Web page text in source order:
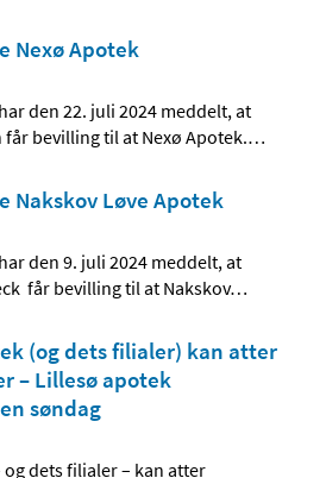
Nexø Apotek
den 22. juli 2024 meddelt, at
bevilling til at Nexø Apotek.…
Nakskov Løve Apotek
den 9. juli 2024 meddelt, at
får bevilling til at Nakskov…
(og dets filialer) kan atter
– Lillesø apotek
søndag
dets filialer – kan atter